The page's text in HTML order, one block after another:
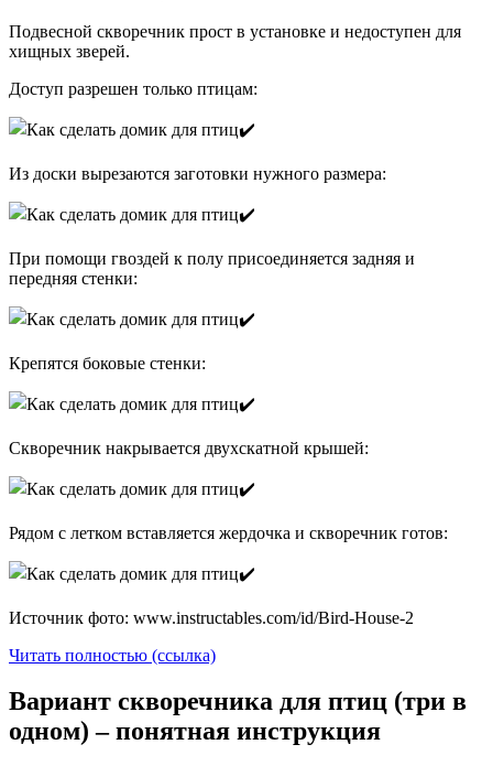
Подвесной скворечник прост в установке и недоступен для
хищных зверей.
Доступ разрешен только птицам:
Из доски вырезаются заготовки нужного размера:
При помощи гвоздей к полу присоединяется задняя и
передняя стенки:
Крепятся боковые стенки:
Скворечник накрывается двухскатной крышей:
Рядом с летком вставляется жердочка и скворечник готов:
Источник фото: www.instructables.com/id/Bird-House-2
Читать полностью (ссылка)
Вариант скворечника для птиц (три в
одном) – понятная инструкция